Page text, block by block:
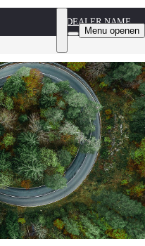
DEALER NAME
Menu openen
waar mensen, mobiliteit en de natuur in harmonie